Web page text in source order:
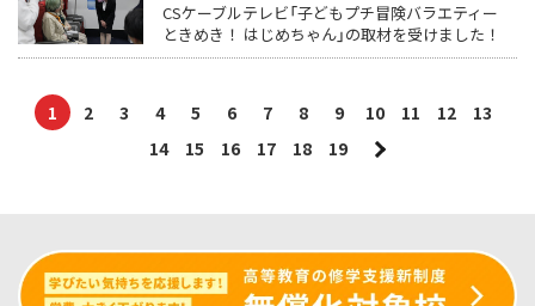
CSケーブルテレビ「子どもプチ冒険バラエティー
ときめき！ はじめちゃん」の取材を受けました！
1 2 3 4 5 6 7 8 9 10 11 12
13
14
15 16 17 18 19